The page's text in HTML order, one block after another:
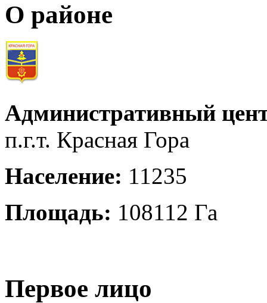
О районе
Административный
п.г.т. Красная Гора
Население: 11235
Площадь: 108112 Га
Первое лицо